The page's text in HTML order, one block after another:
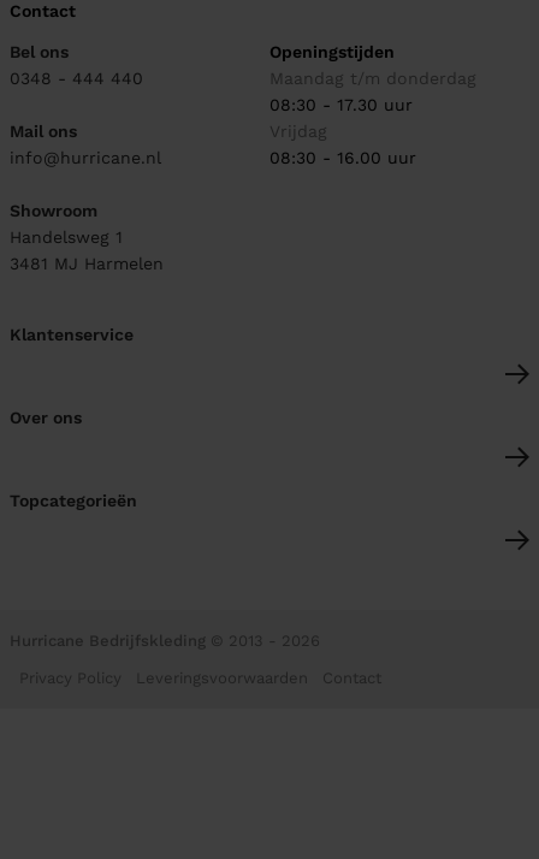
Contact
Bel ons
0348 - 444 440
Mail ons
info@hurricane.nl
Showroom
Handelsweg 1
3481 MJ Harmelen
Openingstijden
Maandag t/m donderdag
08:30 - 17.30 uur
Vrijdag
08:30 - 16.00 uur
Klantenservice
Over ons
Topcategorieën
Hurricane Bedrijfskleding © 2013 - 2026
Privacy Policy Leveringsvoorwaarden Contact